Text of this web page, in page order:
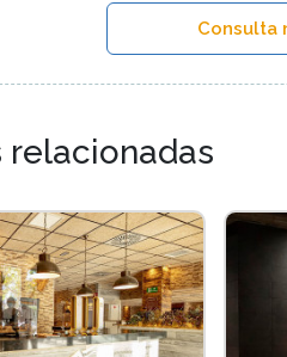
Consulta
relacionadas